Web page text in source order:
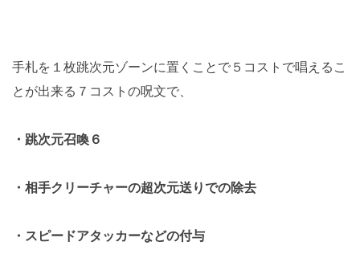
手札を１枚跳次元ゾーンに置くことで５コストで唱えるこ
とが出来る７コストの呪文で、
・跳次元召喚６
・相手クリーチャーの超次元送りでの除去
・スピードアタッカーなどの付与